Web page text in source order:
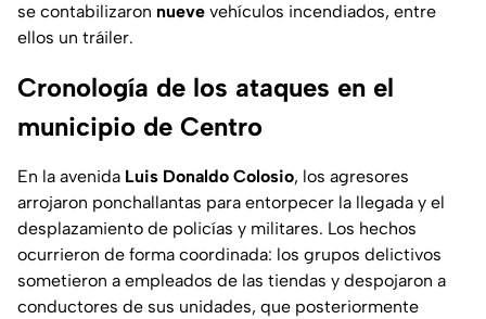
se contabilizaron nueve vehículos incendiados, entre
ellos un tráiler.
Cronología de los ataques en el
municipio de Centro
En la avenida Luis Donaldo Colosio, los agresores
arrojaron ponchallantas para entorpecer la llegada y el
desplazamiento de policías y militares. Los hechos
ocurrieron de forma coordinada: los grupos delictivos
sometieron a empleados de las tiendas y despojaron a
conductores de sus unidades, que posteriormente